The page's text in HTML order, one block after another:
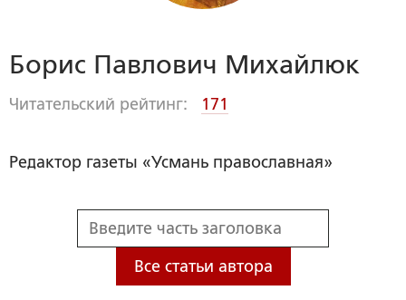
Борис Павлович Михайлюк
Читательский рейтинг: 171
Редактор газеты «Усмань православная»
Все статьи автора